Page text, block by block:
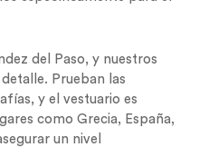
del Paso, y nuestros
Prueban las
y el vestuario es
como Grecia, España,
un nivel